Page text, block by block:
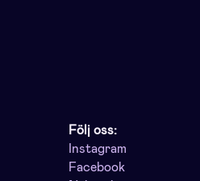
Följ oss:
Instagram
Facebook